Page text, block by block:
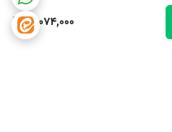
17,074,000